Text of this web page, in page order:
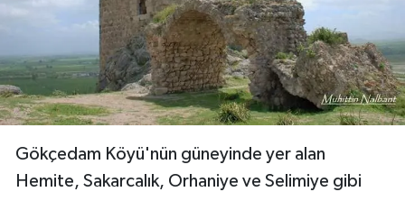
Gökçedam Köyü'nün güneyinde yer alan
Hemite, Sakarcalık, Orhaniye ve Selimiye gibi